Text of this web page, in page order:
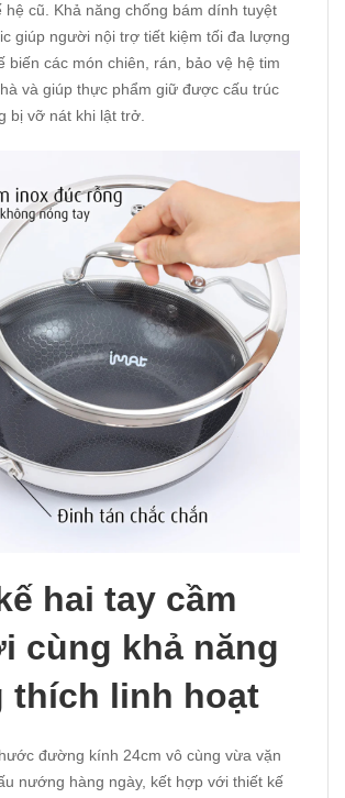
hệ cũ. Khả năng chống bám dính tuyệt
giúp người nội trợ tiết kiệm tối đa lượng
biến các món chiên, rán, bảo vệ hệ tim
và giúp thực phẩm giữ được cấu trúc
bị vỡ nát khi lật trở.
hai tay cầm
cùng khả năng
thích linh hoạt
đường kính 24cm vô cùng vừa vặn
nướng hàng ngày, kết hợp với thiết kế